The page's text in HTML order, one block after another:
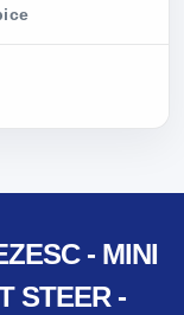
- MINI
STEER -